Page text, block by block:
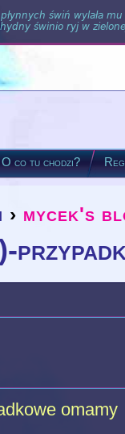
świń wylała
świnio ryj w
O co tu chodzi?
› mycek's
omamy